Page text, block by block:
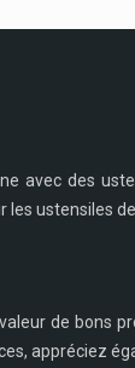
avec des
ustensiles
de bons
appréciez